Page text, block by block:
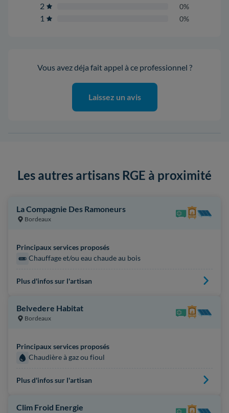
2 0%
1 0%
Vous avez déja fait appel à ce professionnel ?
Laissez un avis
Les autres artisans RGE à proximité
La Compagnie Des Ramoneurs
Bordeaux
Principaux services proposés
Chauffage et/ou eau chaude au bois
Plus d'infos sur l'artisan
Belvedere Habitat
Bordeaux
Principaux services proposés
Chaudière à gaz ou fioul
Plus d'infos sur l'artisan
Clim Froid Energie